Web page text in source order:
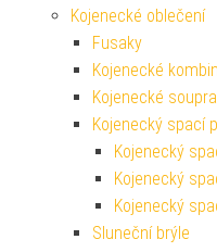
Kojenecké oblečení
Fusaky
Kojenecké
Kojenecké
Kojenecký spací
Kojenecký
Kojenecký
Kojenecký
Sluneční brýle